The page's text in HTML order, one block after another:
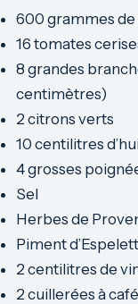
600 grammes de
16 tomates
8 grandes
centimètres)
2 citrons verts
10 centilitres
4 grosses
Sel
Herbes de
Piment
2 centilitres de
2 cuillerées à